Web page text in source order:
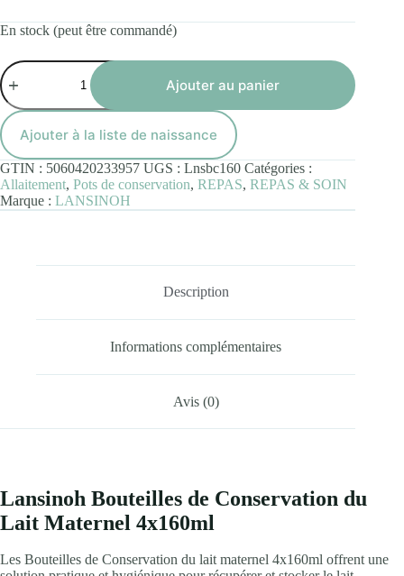
En stock (peut être commandé)
quantité
de
Lansinoh
Bouteilles
de
Conservation
du
Lait
Maternel
4x160ml
Ajouter au panier
Ajouter à la liste de naissance
GTIN : 5060420233957 UGS : Lnsbc160 Catégories :
Allaitement, Pots de conservation, REPAS, REPAS & SOIN
Marque : LANSINOH
Description
Informations complémentaires
Avis (0)
Lansinoh Bouteilles de Conservation du
Lait Maternel 4x160ml
Les Bouteilles de Conservation du lait maternel 4x160ml offrent une